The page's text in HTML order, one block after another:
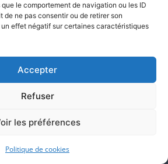
le comportement de navigation ou les ID
de ne pas consentir ou de retirer son
effet négatif sur certaines caractéristiques
Accepter
Refuser
les préférences
Politique de cookies
- 92800 Puteaux - Paris La Défense
de l’Arche 92000 Nanterre
Champs-Élysées 75008 Paris